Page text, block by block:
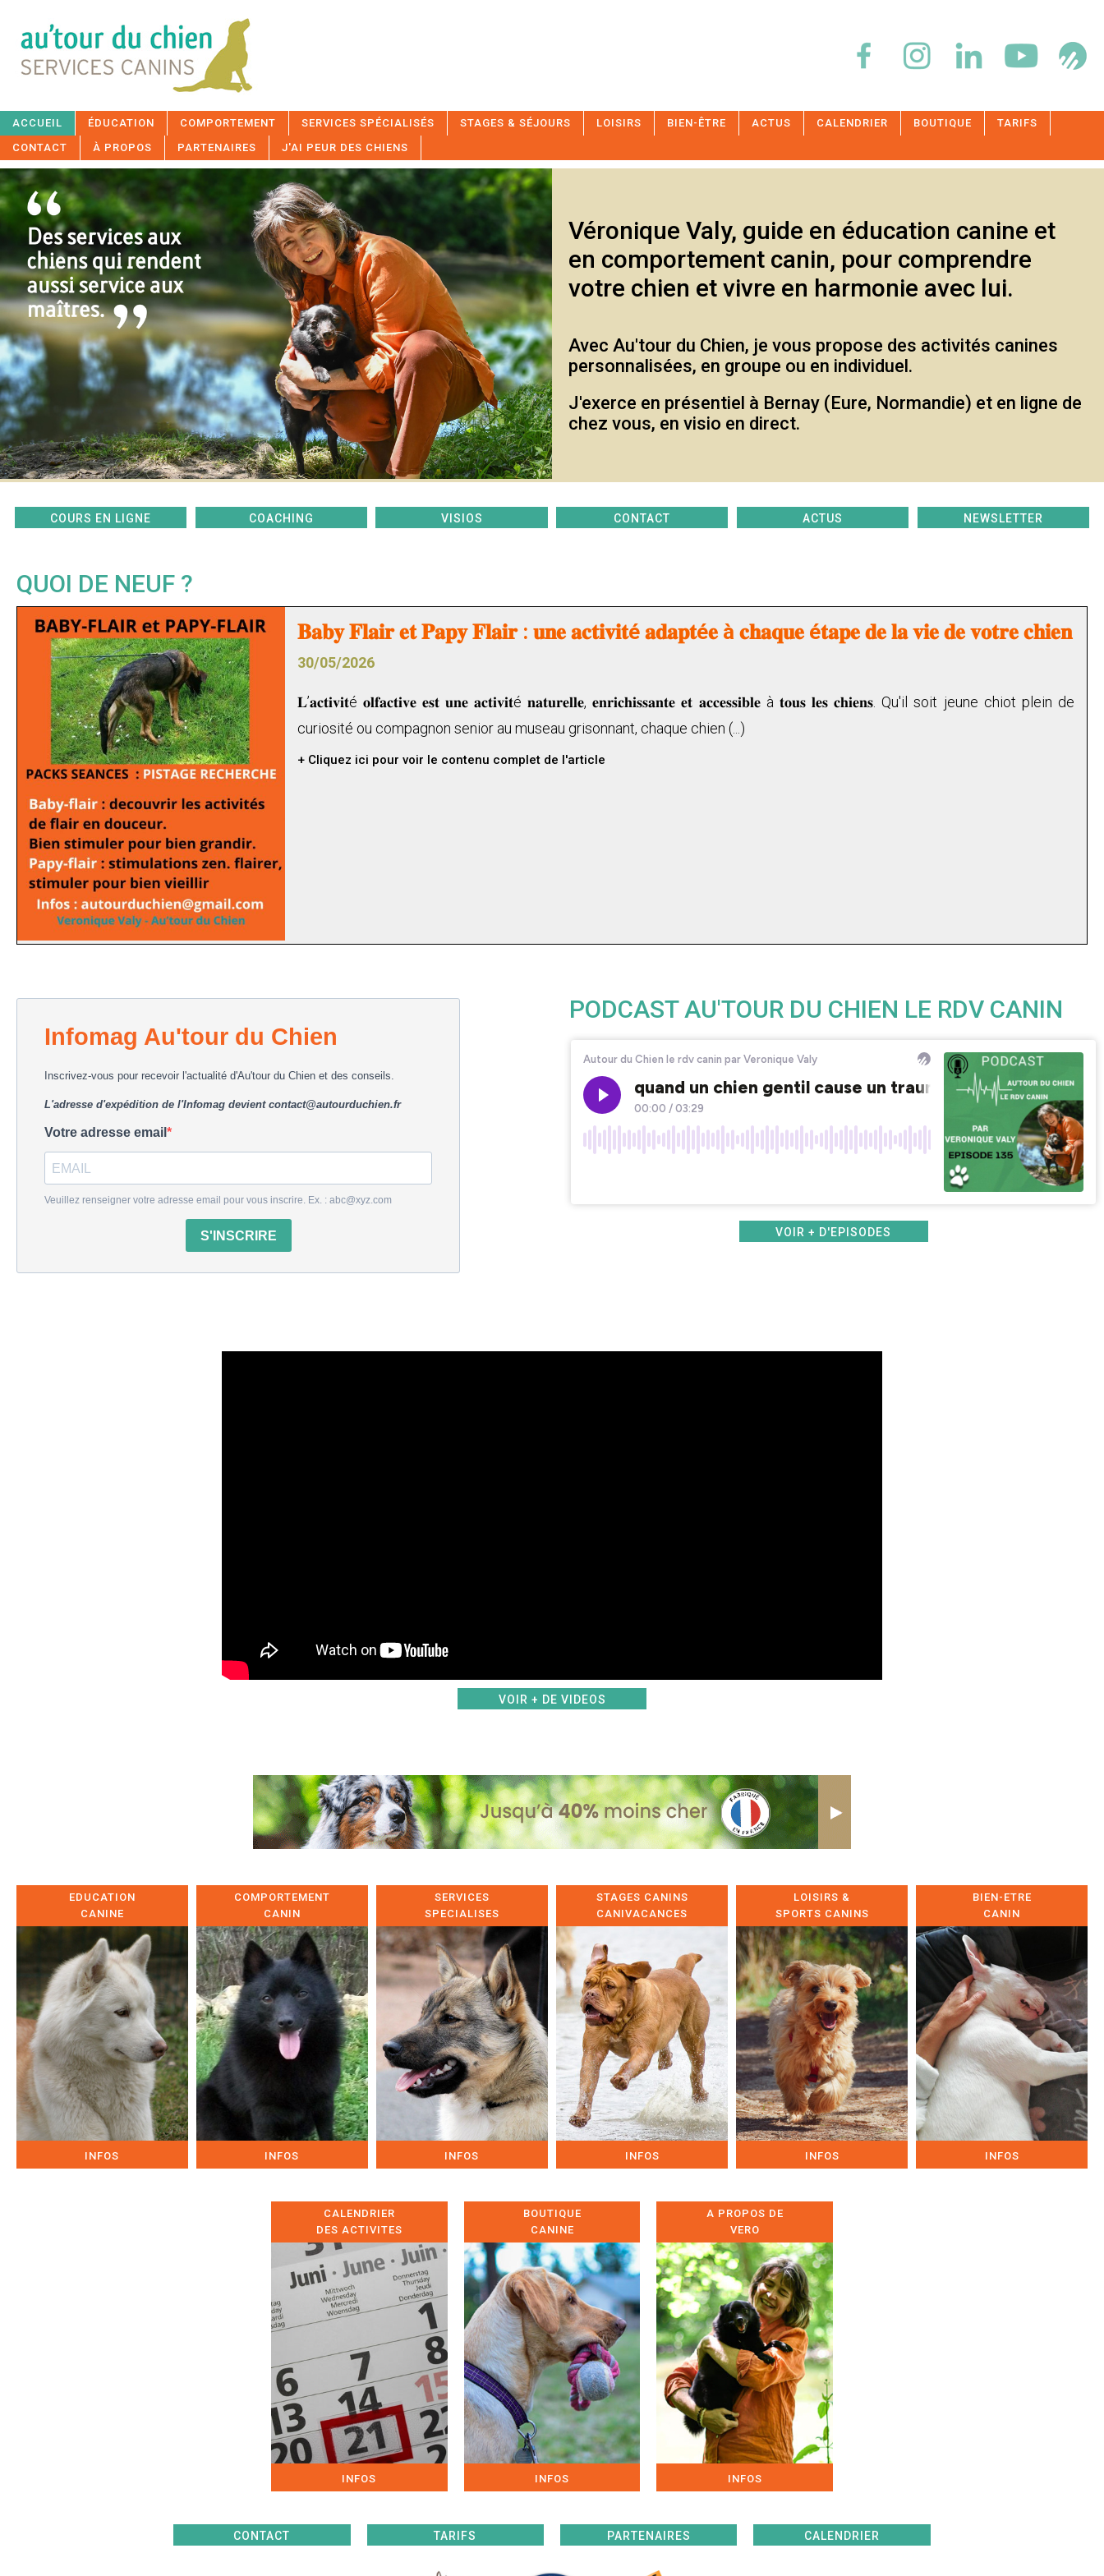
ACCUEIL ÉDUCATION COMPORTEMENT SERVICES SPÉCIALISÉS STAGES & SÉJOURS LOISIRS BIEN-ÊTRE ACTUS CALENDRIER BOUTIQUE
TARIFS
CONTACT
À PROPOS PARTENAIRES J'AI PEUR DES CHIENS
Véronique Valy, guide en éducation canine et
en comportement canin, pour comprendre
votre chien et vivre en harmonie avec lui.
Avec Au'tour du Chien, je vous propose des activités canines
personnalisées, en groupe ou en individuel.
J'exerce en présentiel à Bernay (Eure, Normandie) et en ligne de
chez vous, en visio en direct.
COURS EN LIGNE COACHING VISIOS CONTACT ACTUS NEWSLETTER
QUOI DE NEUF ?
𝐁𝐚𝐛𝐲 𝐅𝐥𝐚𝐢𝐫 𝐞𝐭 𝐏𝐚𝐩𝐲 𝐅𝐥𝐚𝐢𝐫 : 𝐮𝐧𝐞 𝐚𝐜𝐭𝐢𝐯𝐢𝐭é 𝐚𝐝𝐚𝐩𝐭é𝐞 à 𝐜𝐡𝐚𝐪𝐮𝐞 é𝐭𝐚𝐩𝐞 𝐝𝐞 𝐥𝐚 𝐯𝐢𝐞 𝐝𝐞 𝐯𝐨𝐭𝐫𝐞 𝐜𝐡𝐢𝐞𝐧
30/05/2026
𝐋’𝐚𝐜𝐭𝐢𝐯𝐢𝐭é 𝐨𝐥𝐟𝐚𝐜𝐭𝐢𝐯𝐞 𝐞𝐬𝐭 𝐮𝐧𝐞 𝐚𝐜𝐭𝐢𝐯𝐢𝐭é 𝐧𝐚𝐭𝐮𝐫𝐞𝐥𝐥𝐞, 𝐞𝐧𝐫𝐢𝐜𝐡𝐢𝐬𝐬𝐚𝐧𝐭𝐞 𝐞𝐭 𝐚𝐜𝐜𝐞𝐬𝐬𝐢𝐛𝐥𝐞 à 𝐭𝐨𝐮𝐬 𝐥𝐞𝐬 𝐜𝐡𝐢𝐞𝐧𝐬. Qu'il soit jeune chiot plein de
curiosité ou compagnon senior au museau grisonnant, chaque chien (...)
+ Cliquez ici pour voir le contenu complet de l'article
PODCAST AU'TOUR DU CHIEN LE RDV CANIN
VOIR + D'EPISODES
VOIR + DE VIDEOS
EDUCATION
CANINE
INFOS
COMPORTEMENT
CANIN
INFOS
SERVICES
SPECIALISES
INFOS
STAGES CANINS
CANIVACANCES
INFOS
LOISIRS &
SPORTS CANINS
INFOS
BIEN-ETRE
CANIN
INFOS
CALENDRIER
DES ACTIVITES
INFOS
BOUTIQUE
CANINE
INFOS
A PROPOS DE
VERO
INFOS
CONTACT TARIFS PARTENAIRES CALENDRIER